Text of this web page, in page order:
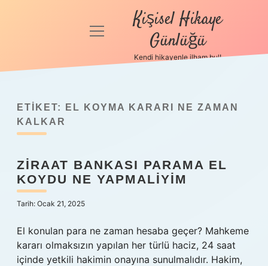
Anasayfa
Politikası
Yasal Uyarı
Hakkımızda
menüyü
Kişisel Hikaye
Günlüğü
Kendi hikayenle ilham bul!
ETIKET:
EL KOYMA KARARI NE ZAMAN
KALKAR
ZIRAAT BANKASI PARAMA EL
KOYDU NE YAPMALIYIM
Tarih: Ocak 21, 2025
El konulan para ne zaman hesaba geçer? Mahkeme
kararı olmaksızın yapılan her türlü haciz, 24 saat
içinde yetkili hakimin onayına sunulmalıdır. Hakim,